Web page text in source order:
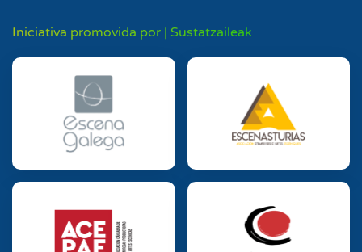
Iniciativa promovida por | Sustatzaileak